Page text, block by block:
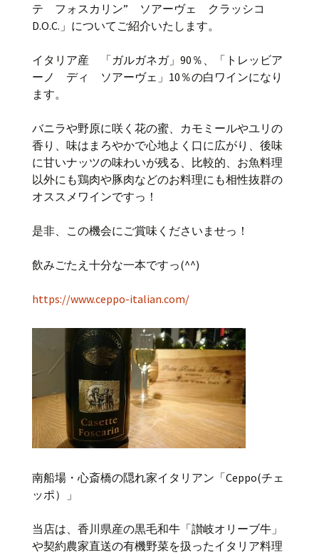
テ フォスカリン” ソアーヴェ クラッシコ
D.O.C.」についてご紹介いたします。
イタリア産 「ガルガネガ」90％、「トレッビア
ーノ ディ ソアーヴェ」10％の白ワインになり
ます。
バニラや野原に咲く花の蜜、カモミールやユリの
香り、味はまろやかで心地よく口に広がり、後味
に甘いナッツの味わいが残る、比較的、お魚料理
以外にも鶏肉や豚肉などのお料理にも相性抜群の
オススメワインですっ！
是非、この機会にご賞味くださいませっ！
飲みごたえ十分な一本ですっ(^^)
https://www.ceppo-italian.com/
南船場・心斎橋の隠れ家イタリアン「Ceppo(チェ
ッポ）」
当店は、香川県産の黒毛和牛「讃岐オリーブ牛」
や契約農家直送の有機野菜を扱ったイタリア料理